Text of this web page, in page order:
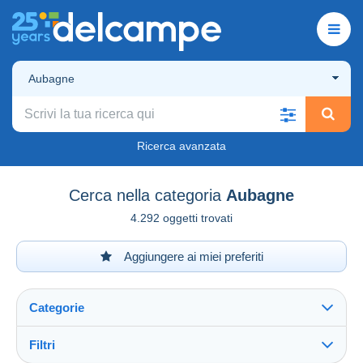
Aubagne
Ricerca avanzata
Cerca nella categoria Aubagne
4.292 oggetti trovati
Aggiungere ai miei preferiti
Categorie
Filtri